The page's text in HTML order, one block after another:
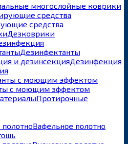
многослойные коврики
средства
Дезковрики
Дезинфектанты
Дезинфекция
с моющим эффектом
Протирочные
Вафельное полотно